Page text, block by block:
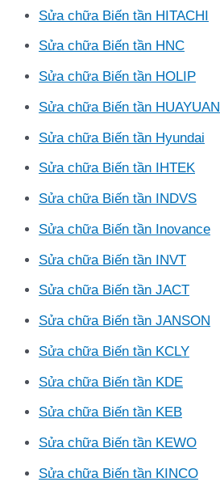
Sửa chữa Biến tần HITACHI
Sửa chữa Biến tần HNC
Sửa chữa Biến tần HOLIP
Sửa chữa Biến tần HUAYUAN
Sửa chữa Biến tần Hyundai
Sửa chữa Biến tần IHTEK
Sửa chữa Biến tần INDVS
Sửa chữa Biến tần Inovance
Sửa chữa Biến tần INVT
Sửa chữa Biến tần JACT
Sửa chữa Biến tần JANSON
Sửa chữa Biến tần KCLY
Sửa chữa Biến tần KDE
Sửa chữa Biến tần KEB
Sửa chữa Biến tần KEWO
Sửa chữa Biến tần KINCO